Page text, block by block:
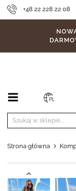
+48 22 228 22 08
PL
Strona główna